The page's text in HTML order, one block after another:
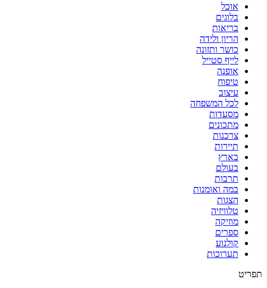
אוכל
בלוגים
בריאות
הריון ולידה
כושר ותזונה
לייף סטייל
אופנה
טיפוח
עיצוב
לכל המשפחה
מסעדות
מתכונים
צרכנות
תיירות
בארץ
בעולם
תרבות
במה ואומנות
הצגות
טלוויזיה
מוזיקה
ספרים
קולנוע
תערוכות
תפריט